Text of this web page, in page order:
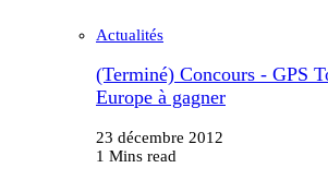
Actualités
(Terminé) Concours - GPS
Europe à gagner
23 décembre 2012
1 Mins read